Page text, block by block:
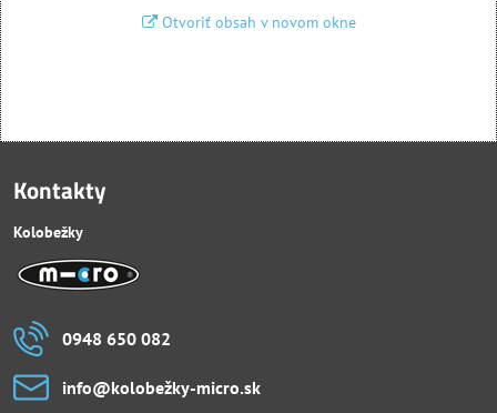
Otvoriť obsah v novom okne
Kontakty
Kolobežky
0948 650 082
info​@kolobežky-micro​.sk